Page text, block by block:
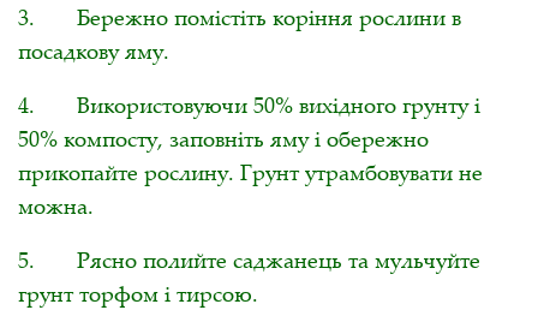
3. Бережно помістіть коріння рослини в
посадкову яму.
4. Використовуючи 50% вихідного грунту і
50% компосту, заповніть яму і обережно
прикопайте рослину. Грунт утрамбовувати не
можна.
5. Рясно полийте саджанець та мульчуйте
грунт торфом і тирсою.